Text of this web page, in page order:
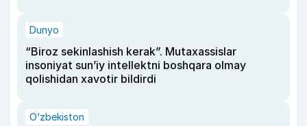
Dunyo
“Biroz sekinlashish kerak”. Mutaxassislar
insoniyat sun’iy intellektni boshqara olmay
qolishidan xavotir bildirdi
O‘zbekiston